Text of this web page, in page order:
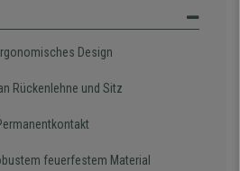
Design
Rückenlehne und Sitz
feuerfestem Material